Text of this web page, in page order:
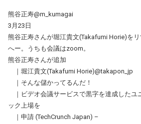
熊谷正寿@m_kumagai
3月23日
熊谷正寿さんが堀江貴文(Takafumi Horie)を
へー。うちも会議はzoom。
熊谷正寿さんが追加
｜堀江貴文(Takafumi Horie)@takapon_jp
｜そんな儲かってるんだ！
｜ビデオ会議サービスで黒字を達成したユ
ック上場を
｜申請 (TechCrunch Japan) –